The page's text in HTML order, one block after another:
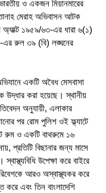
ও একজন মিয়ানমারের
মেরাহ অভিবাসন আটক
অ্যাক্ট ১৯৫৯/৬৩-এর ধারা ৬(১)
রুল ৩৯ (বি) লঙ্ঘনের
একটি অবৈধ মেসবাসা
উদ্ধার করা হয়েছে। স্থানীয়
অনুযায়ী, এলাকার
পর রোম পুলিশ ওই ফ্ল্যাটে
রুম ও একটি বাথরুমে ১৬
প্রতিটি বিছানার জন্য মাসে
উপেক্ষা করে বাইরে
আরও অস্বাস্থ্যকর করে
করে এবং তিন বাংলাদেশি